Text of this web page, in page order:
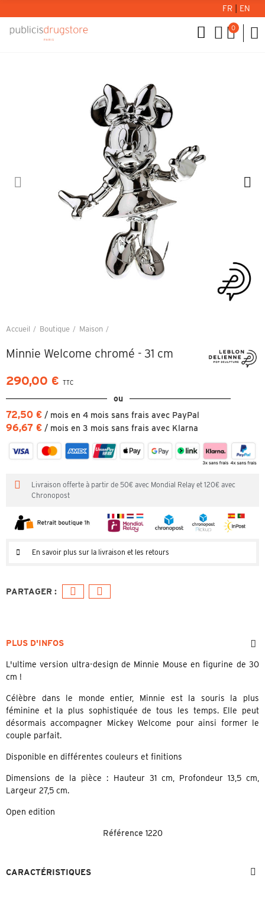
FR EN
0
Accueil Boutique Maison
Minnie Welcome chromé - 31 cm
290,00 € TTC
ou
72,50 € / mois en 4 mois sans frais avec PayPal
96,67 € / mois en 3 mois sans frais avec Klarna
Livraison offerte à partir de 50€ avec Mondial Relay et 120€ avec
Chronopost
En savoir plus sur la livraison et les retours
PLUS D'INFOS
L'ultime version ultra-design de Minnie Mouse en figurine de 30
cm !
Célèbre dans le monde entier, Minnie est la souris la plus
féminine et la plus sophistiquée de tous les temps. Elle peut
désormais accompagner Mickey Welcome pour ainsi former le
couple parfait.
Disponible en différentes couleurs et finitions
Dimensions de la pièce : Hauteur 31 cm, Profondeur 13,5 cm,
Largeur 27,5 cm.
Open edition
Référence 1220
CARACTÉRISTIQUES